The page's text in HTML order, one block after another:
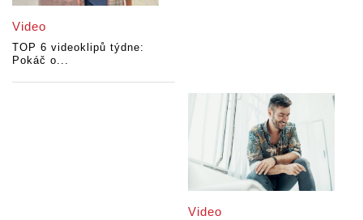
Video
TOP 6 videoklipů týdne:
Pokáč o...
Video